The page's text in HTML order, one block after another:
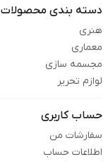
دسته بندی محصولات
هنری
معماری
مجسمه سازی
لوازم تحریر
حساب کاربری
سفارشات من
اطلاعات حساب